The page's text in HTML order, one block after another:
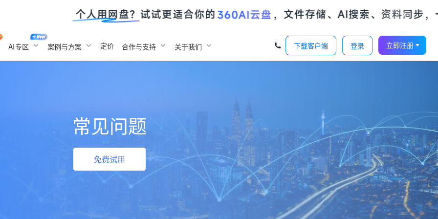
‹ ›
AI专区 案例与方案 定价 合作与支持 关于我们 下载客户端 登录 立即注册
常见问题
免费试用